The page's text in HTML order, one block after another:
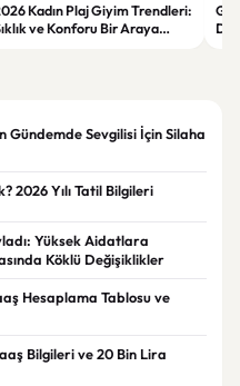
Kadın Plaj Giyim Trendleri:
ve Konforu Bir Araya
Gündemde Sevgilisi İçin Silaha
2026 Yılı Tatil Bilgileri
Yüksek Aidatlara
Köklü Değişiklikler
Hesaplama Tablosu ve
Bilgileri ve 20 Bin Lira